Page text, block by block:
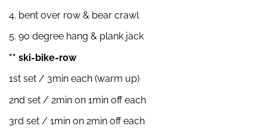
4. bent over row & bear crawl
5. 90 degree hang & plank jack
** ski-bike-row
1st set / 3min each (warm up)
2nd set / 2min on 1min off each
3rd set / 1min on 2min off each